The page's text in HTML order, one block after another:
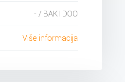
- / BAKI DOO
Više informacija